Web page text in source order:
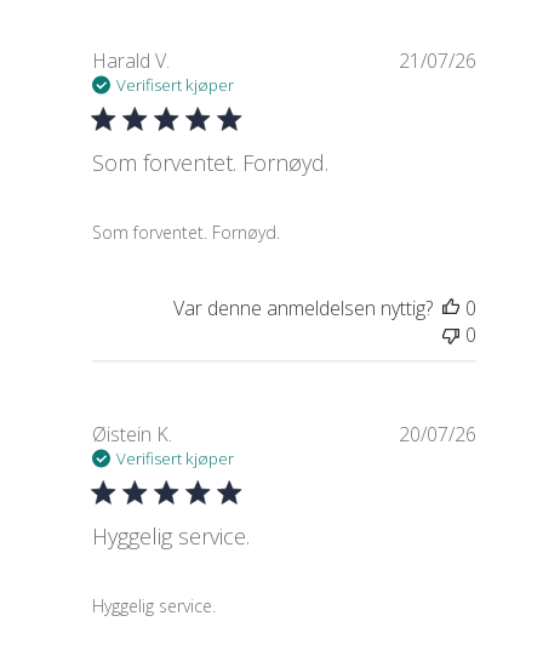
Harald V.
Verifisert kjøper
Som forventet. Fornøyd.
Som forventet. Fornøyd.
read more about review content
21/07/26
Var denne anmeldelsen nyttig?
0
0
Øistein K.
Verifisert kjøper
Hyggelig service.
Hyggelig service.
read more about review content
20/07/26